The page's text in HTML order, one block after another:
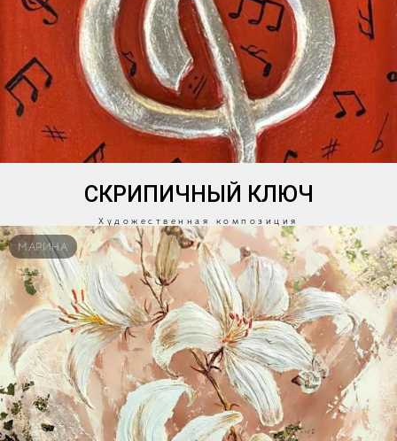
СКРИПИЧНЫЙ КЛЮЧ
Художественная композиция
МАРИНА